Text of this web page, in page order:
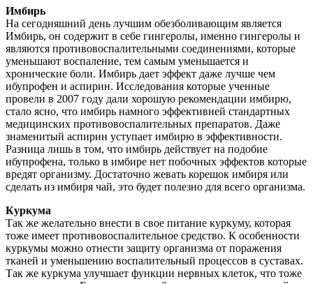
Имбирь
На сегодняшний день лучшим обезболивающим является
Имбирь, он содержит в себе гингеролы, именно гингеролы и
являются противовоспалительными соединениями, которые
уменьшают воспаление, тем самым уменьшается и
хронические боли. Имбирь дает эффект даже лучше чем
ибупрофен и аспирин. Исследования которые ученные
провели в 2007 году дали хорошую рекомендации имбирю,
стало ясно, что имбирь намного эффективней стандартных
медицинских противовоспалительных препаратов. Даже
знаменитый аспирин уступает имбирю в эффективности.
Разница лишь в том, что имбирь действует на подобие
ибупрофена, только в имбире нет побочных эффектов которые
вредят организму. Достаточно жевать корешок имбиря или
сделать из имбиря чай, это будет полезно для всего организма.
Куркума
Так же желательно внести в свое питание куркуму, которая
тоже имеет противовоспалительное средство. К особенности
куркумы можно отнести защиту организма от поражения
тканей и уменьшению воспалительный процессов в суставах.
Так же куркума улучшает функции нервных клеток, что тоже